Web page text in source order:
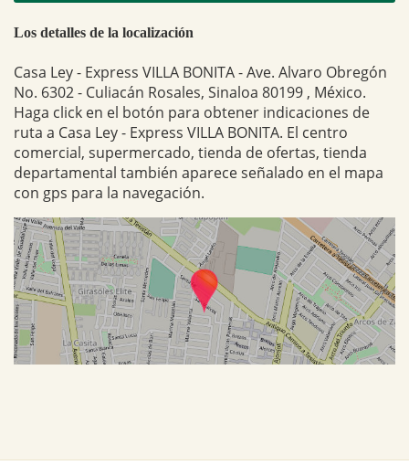
Los detalles de la localización
Casa Ley - Express VILLA BONITA - Ave. Alvaro Obregón
No. 6302 - Culiacán Rosales, Sinaloa 80199 , México.
Haga click en el botón para obtener indicaciones de
ruta a Casa Ley - Express VILLA BONITA. El centro
comercial, supermercado, tienda de ofertas, tienda
departamental también aparece señalado en el mapa
con gps para la navegación.